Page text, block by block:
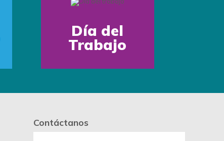
Día del
Trabajo
Contáctanos